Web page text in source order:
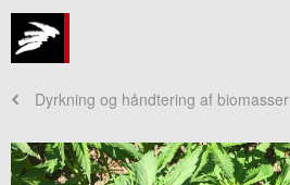
Dyrkning og håndtering af biomasser